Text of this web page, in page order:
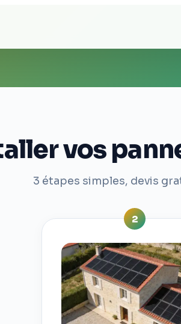
vos
3 étapes simples, devis
2